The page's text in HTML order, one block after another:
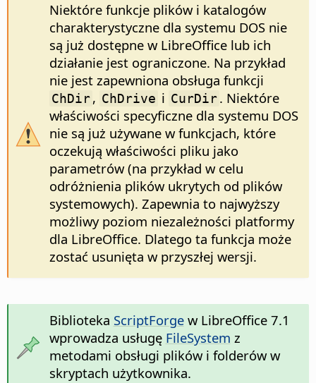
Niektóre funkcje plików i katalogów
charakterystyczne dla systemu DOS nie
są już dostępne w LibreOffice lub ich
działanie jest ograniczone. Na przykład
nie jest zapewniona obsługa funkcji
ChDir , ChDrive i CurDir . Niektóre
właściwości specyficzne dla systemu DOS
nie są już używane w funkcjach, które
oczekują właściwości pliku jako
parametrów (na przykład w celu
odróżnienia plików ukrytych od plików
systemowych). Zapewnia to najwyższy
możliwy poziom niezależności platformy
dla LibreOffice. Dlatego ta funkcja może
zostać usunięta w przyszłej wersji.
Biblioteka ScriptForgew LibreOffice 7.1
wprowadza usługę FileSystem z
metodami obsługi plików i folderów w
skryptach użytkownika.